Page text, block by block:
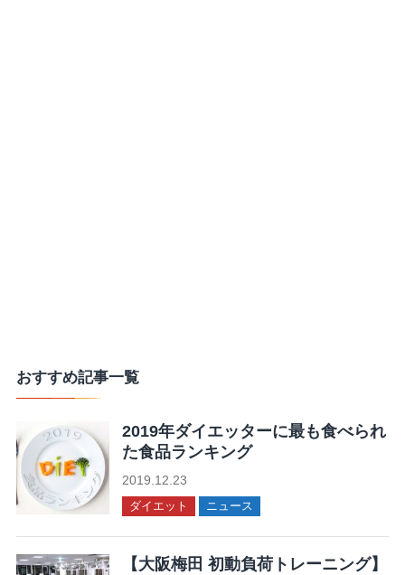
おすすめ記事一覧
2019年ダイエッターに最も食べられ
た食品ランキング
2019.12.23
ダイエット ニュース
【大阪梅田 初動負荷トレーニング】